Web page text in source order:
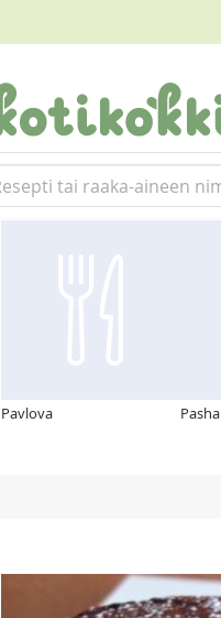
Suosittelemme myös
Pavlova Pasha